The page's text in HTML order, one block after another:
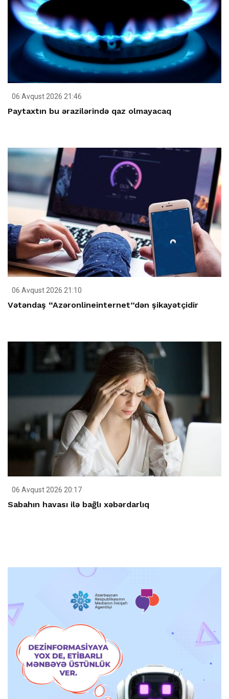
06 Avqust 2026 21:46
Paytaxtın bu ərazilərində qaz olmayacaq
06 Avqust 2026 21:10
Vətəndaş “Azəronlineinternet”dən şikayətçidir
06 Avqust 2026 20:17
Sabahın havası ilə bağlı xəbərdarlıq